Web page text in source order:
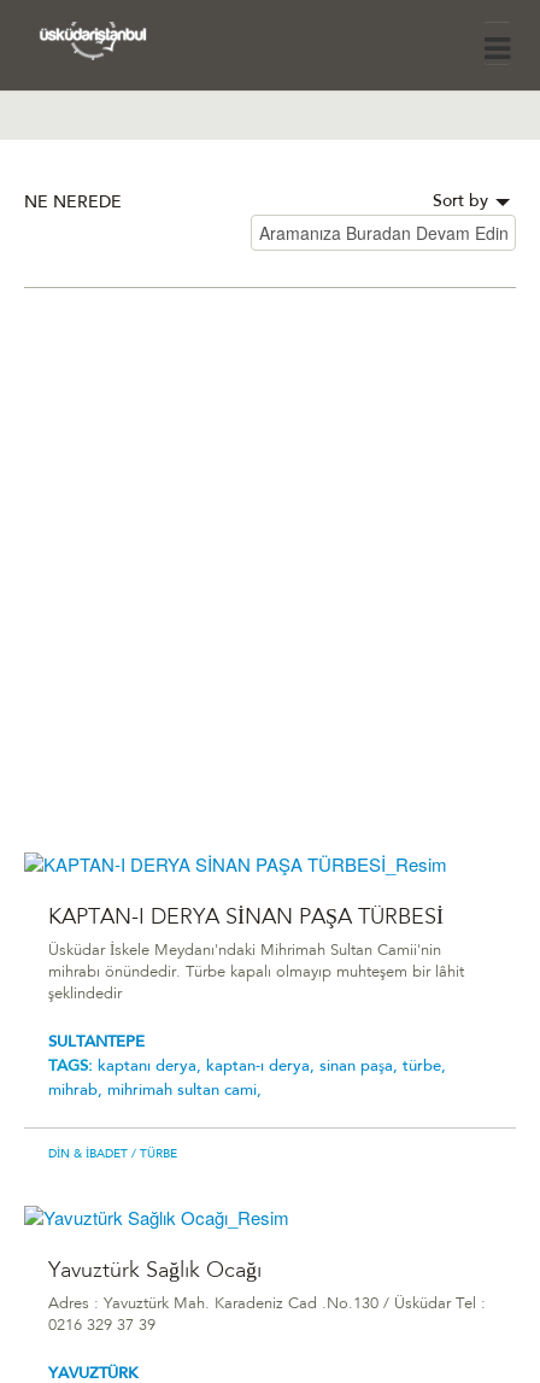
NE NEREDE Sort by
KAPTAN-I DERYA SİNAN PAŞA TÜRBESİ
Üsküdar İskele Meydanı'ndaki Mihrimah Sultan Camii'nin
mihrabı önündedir. Türbe kapalı olmayıp muhteşem bir lâhit
şeklindedir
SULTANTEPE
TAGS: kaptanı derya, kaptan-ı derya, sinan paşa, türbe,
mihrab, mihrimah sultan cami,
DIN & İBADET / TÜRBE
Yavuztürk Sağlık Ocağı
Adres : Yavuztürk Mah. Karadeniz Cad .No.130 / Üsküdar Tel :
0216 329 37 39
YAVUZTÜRK